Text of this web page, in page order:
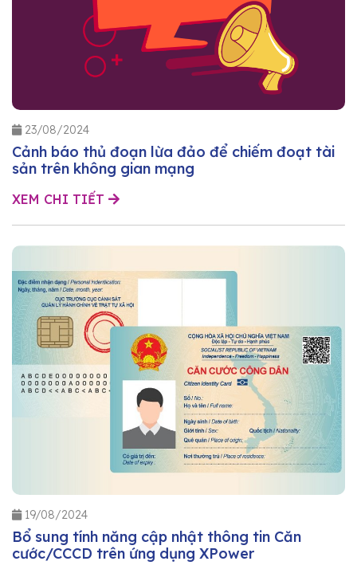
23/08/2024
Cảnh báo thủ đoạn lừa đảo để chiếm đoạt tài
sản trên không gian mạng
XEM CHI TIẾT
19/08/2024
Bổ sung tính năng cập nhật thông tin Căn
cước/CCCD trên ứng dụng XPower